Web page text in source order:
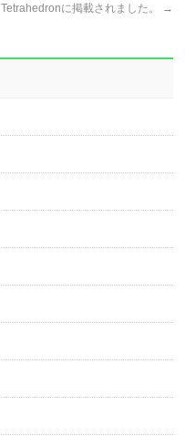
Tetrahedronに掲載されました。
→